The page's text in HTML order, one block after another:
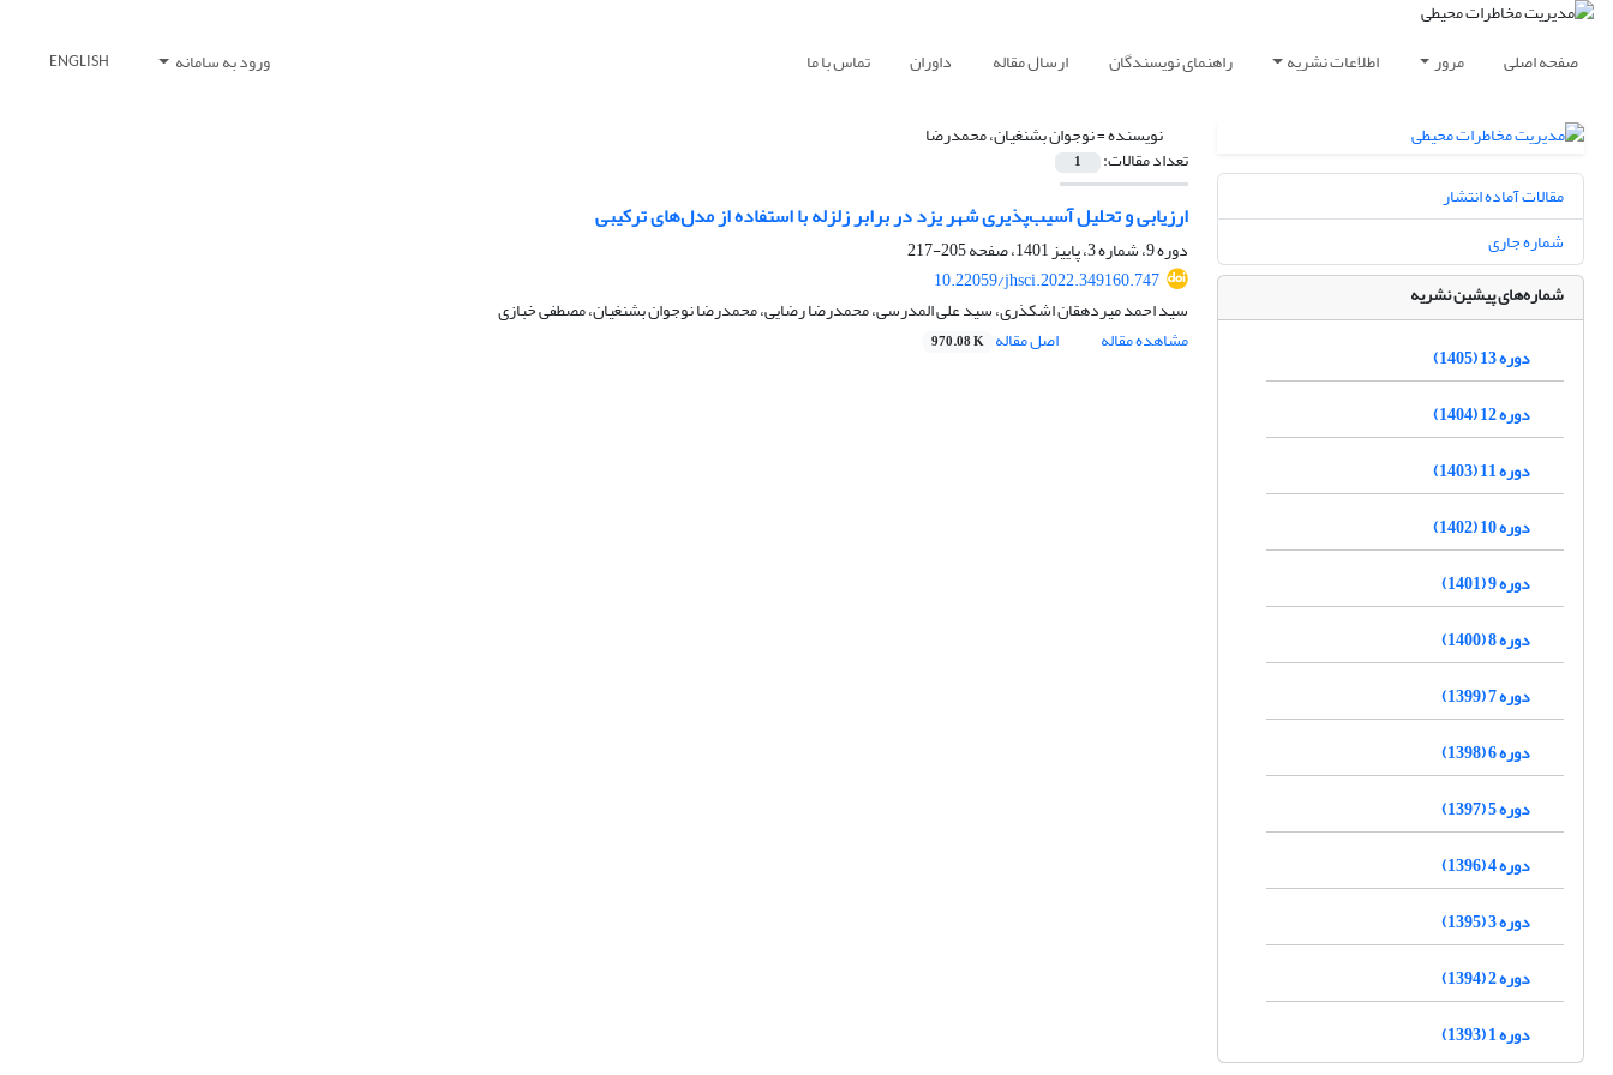
صفحه اصلی مرور اطلاعات نشریه راهنمای نویسندگان ارسال مقاله داوران تماس با ما ورود به سامانه ENGLISH
نویسنده =نوجوان بشنغیان، محمدرضا
تعداد مقالات: 1
ارزیابی و تحلیل آسیب‌پذیری شهر یزد در برابر زلزله با استفاده از مدل‌های ترکیبی
دوره 9، شماره 3، پاییز 1401، صفحه
205-217
10.22059/jhsci.2022.349160.747
سید احمد میردهقان اشکذری، سید علی المدرسی، محمدرضا رضایی، محمدرضا نوجوان بشنغیان، مصطفی خبازی
مشاهده مقاله
اصل مقاله 970.08 K
مقالات آماده انتشار
شماره جاری
شماره‌های پیشین نشریه
دوره 13 (1405)
دوره 12 (1404)
دوره 11 (1403)
دوره 10 (1402)
دوره 9 (1401)
دوره 8 (1400)
دوره 7 (1399)
دوره 6 (1398)
دوره 5 (1397)
دوره 4 (1396)
دوره 3 (1395)
دوره 2 (1394)
دوره 1 (1393)